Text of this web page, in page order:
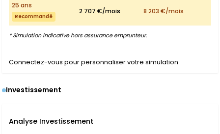
25 ans
Recommandé
2 707 €/mois 8 203 €/mois
* Simulation indicative hors assurance emprunteur.
Connectez-vous pour personnaliser votre simulation
Investissement
Analyse Investissement